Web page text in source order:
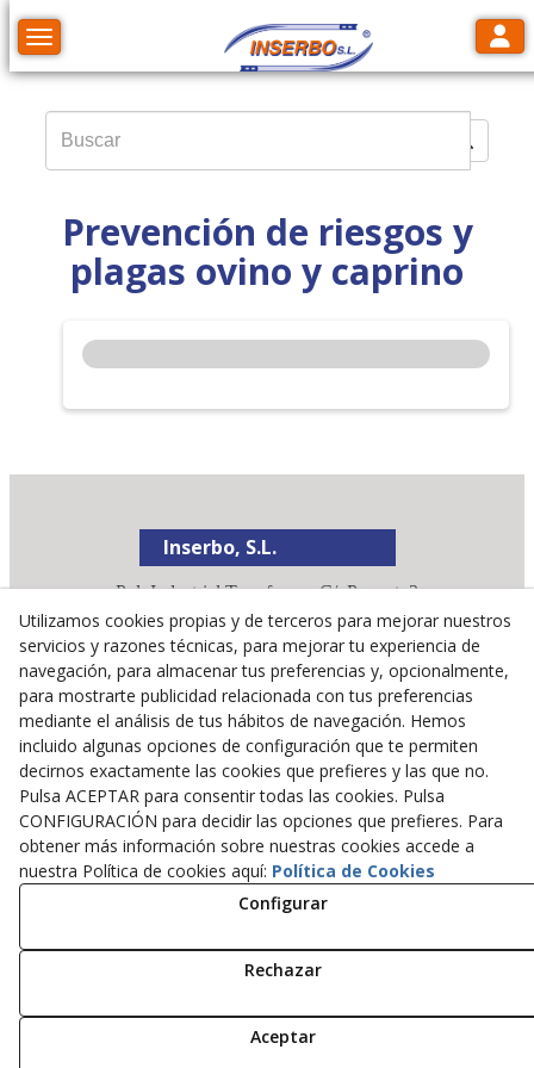
Toggle navigation
Prevención de riesgos y
plagas ovino y caprino
Inserbo, S.L.
Pol. Industrial Torrefarrera C/. Ponent, 3
25123 Torrefarrera(Lleida )España
+34 973 75 03 13
+34 973 75 17 72
inserbo@inserbo.com
Aviso Legal
Política Cookies
Política de Privacidad
© 08/2026 Inserbo, S.L. - Todos los derechos reservados.
Utilizamos cookies propias y de terceros para mejorar nuestros
servicios y razones técnicas, para mejorar tu experiencia de
navegación, para almacenar tus preferencias y, opcionalmente,
para mostrarte publicidad relacionada con tus preferencias
mediante el análisis de tus hábitos de navegación. Hemos
incluido algunas opciones de configuración que te permiten
decirnos exactamente las cookies que prefieres y las que no.
Pulsa ACEPTAR para consentir todas las cookies. Pulsa
CONFIGURACIÓN para decidir las opciones que prefieres. Para
obtener más información sobre nuestras cookies accede a
nuestra Política de cookies aquí: Política de Cookies
Configurar
Rechazar
Aceptar